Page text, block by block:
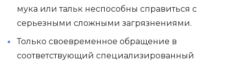
мука или тальк неспособны справиться с
серьезными сложными загрязнениями.
Только своевременное обращение в
соответствующий специализированный